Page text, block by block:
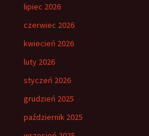
lipiec 2026
czerwiec 2026
kwiecień 2026
luty 2026
styczeń 2026
grudzień 2025
październik 2025